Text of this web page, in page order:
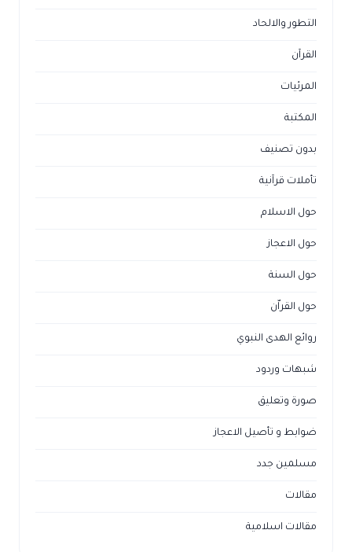
التطور والالحاد
القرآن
المرئيات
المكتبة
بدون تصنيف
تأملات قرآنية
حول الاسلام
حول الاعجاز
حول السنة
حول القراّن
روائع الهدى النبوي
شبهات وردود
صورة وتعليق
ضوابط و تأصيل الاعجاز
مسلمين جدد
مقالات
مقالات اسلامية